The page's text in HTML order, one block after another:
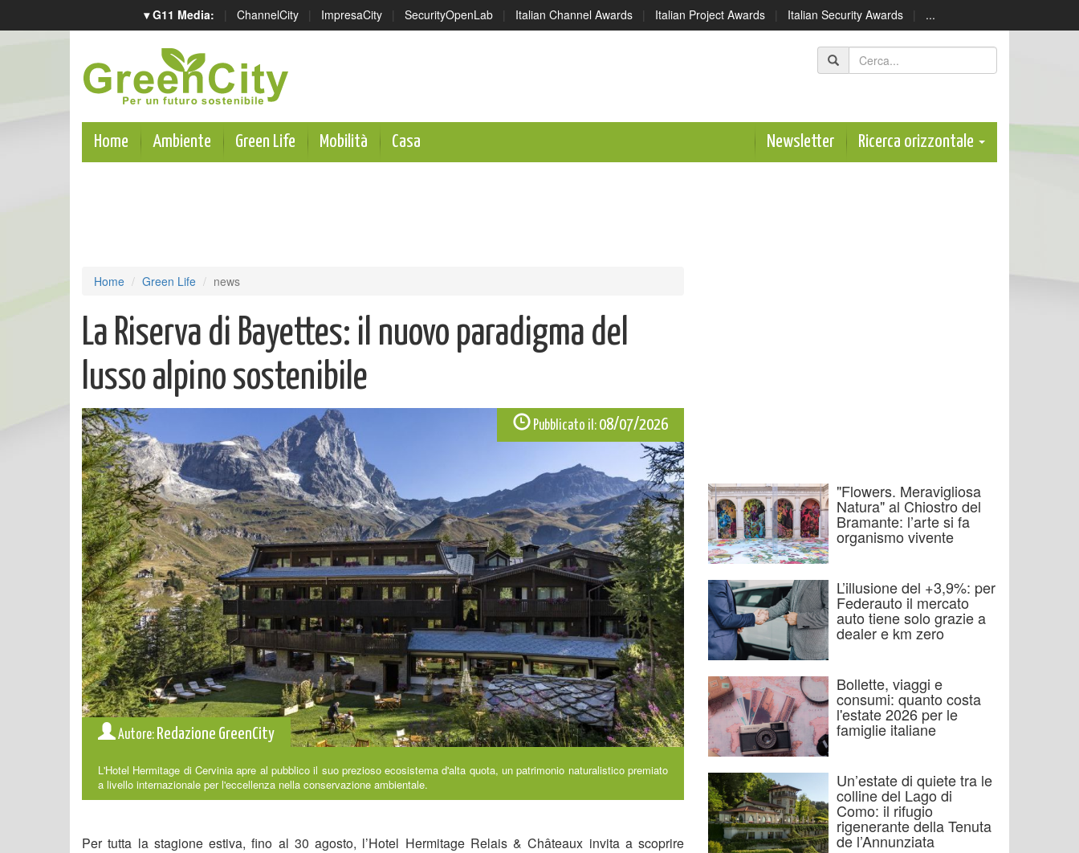
▾ G11 Media: | ChannelCity | ImpresaCity | SecurityOpenLab | Italian Channel Awards | Italian Project Awards | Italian Security Awards | ...
Home Ambiente Green Life Mobilità Casa Newsletter Ricerca orizzontale
Home Green Life news
La Riserva di Bayettes: il nuovo paradigma del
lusso alpino sostenibile
Pubblicato il: 08/07/2026
Autore: Redazione GreenCity
L'Hotel Hermitage di Cervinia apre al pubblico il suo prezioso ecosistema d'alta quota, un patrimonio naturalistico premiato
a livello internazionale per l'eccellenza nella conservazione ambientale.
Per tutta la stagione estiva, fino al 30 agosto, l’Hotel Hermitage Relais & Châteaux invita a scoprire
"Flowers. Meravigliosa
Natura" al Chiostro del
Bramante: l’arte si fa
organismo vivente
L’illusione del +3,9%: per
Federauto il mercato
auto tiene solo grazie a
dealer e km zero
Bollette, viaggi e
consumi: quanto costa
l'estate 2026 per le
famiglie italiane
Un’estate di quiete tra le
colline del Lago di
Como: il rifugio
rigenerante della Tenuta
de l’Annunziata